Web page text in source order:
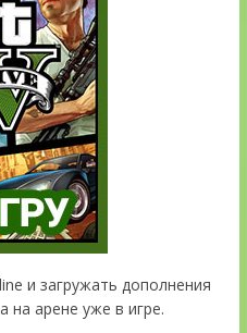
и загружать дополнения
на арене уже в игре.